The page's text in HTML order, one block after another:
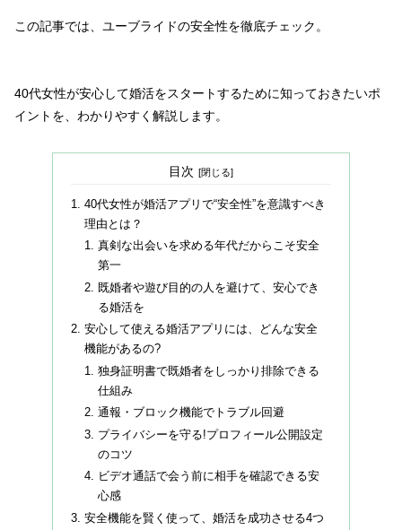
この記事では、ユーブライドの安全性を徹底チェック。
40代女性が安心して婚活をスタートするために知っておきたいポ
イントを、わかりやすく解説します。
目次
40代女性が婚活アプリで“安全性”を意識すべき
理由とは？
真剣な出会いを求める年代だからこそ安全
第一
既婚者や遊び目的の人を避けて、安心でき
る婚活を
安心して使える婚活アプリには、どんな安全
機能があるの?
独身証明書で既婚者をしっかり排除できる
仕組み
通報・ブロック機能でトラブル回避
プライバシーを守る!プロフィール公開設定
のコツ
ビデオ通話で会う前に相手を確認できる安
心感
安全機能を賢く使って、婚活を成功させる4つ